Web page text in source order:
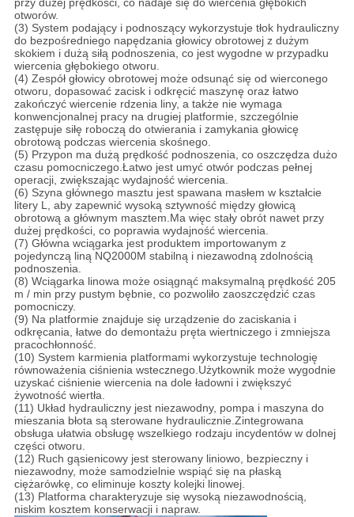
przy dużej prędkości, co nadaje się do wiercenia głębokich
otworów.
(3) System podający i podnoszący wykorzystuje tłok hydrauliczny
do bezpośredniego napędzania głowicy obrotowej z dużym
skokiem i dużą siłą podnoszenia, co jest wygodne w przypadku
wiercenia głębokiego otworu.
(4) Zespół głowicy obrotowej może odsunąć się od wierconego
otworu, dopasować zacisk i odkręcić maszynę oraz łatwo
zakończyć wiercenie rdzenia liny, a także nie wymaga
konwencjonalnej pracy na drugiej platformie, szczególnie
zastępuje siłę roboczą do otwierania i zamykania głowicę
obrotową podczas wiercenia skośnego.
(5) Przypon ma dużą prędkość podnoszenia, co oszczędza dużo
czasu pomocniczego.Łatwo jest umyć otwór podczas pełnej
operacji, zwiększając wydajność wiercenia.
(6) Szyna głównego masztu jest spawana masłem w kształcie
litery L, aby zapewnić wysoką sztywność między głowicą
obrotową a głównym masztem.Ma więc stały obrót nawet przy
dużej prędkości, co poprawia wydajność wiercenia.
(7) Główna wciągarka jest produktem importowanym z
pojedynczą liną NQ2000M stabilną i niezawodną zdolnością
podnoszenia.
(8) Wciągarka linowa może osiągnąć maksymalną prędkość 205
m / min przy pustym bębnie, co pozwoliło zaoszczędzić czas
pomocniczy.
(9) Na platformie znajduje się urządzenie do zaciskania i
odkręcania, łatwe do demontażu pręta wiertniczego i zmniejsza
pracochłonność.
(10) System karmienia platformami wykorzystuje technologię
równoważenia ciśnienia wstecznego.Użytkownik może wygodnie
uzyskać ciśnienie wiercenia na dole ładowni i zwiększyć
żywotność wiertła.
(11) Układ hydrauliczny jest niezawodny, pompa i maszyna do
mieszania błota są sterowane hydraulicznie.Zintegrowana
obsługa ułatwia obsługę wszelkiego rodzaju incydentów w dolnej
części otworu.
(12) Ruch gąsienicowy jest sterowany liniowo, bezpieczny i
niezawodny, może samodzielnie wspiąć się na płaską
ciężarówkę, co eliminuje koszty kolejki linowej.
(13) Platforma charakteryzuje się wysoką niezawodnością,
niskim kosztem konserwacji i napraw.